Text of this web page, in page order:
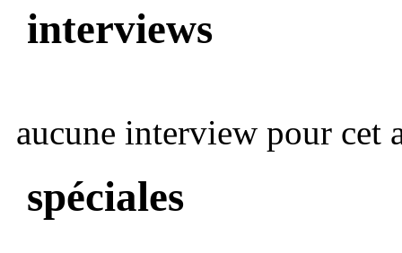
interviews
aucune interview pour cet
spéciales